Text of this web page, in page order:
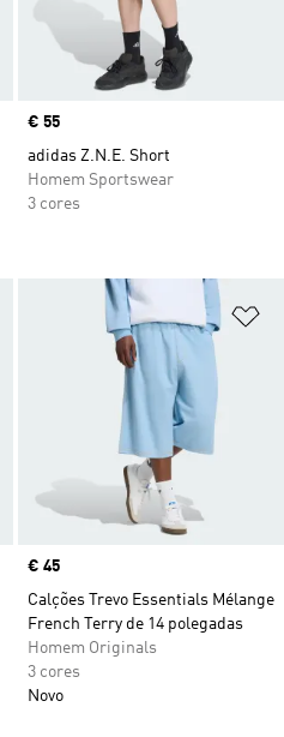
Price
€ 55
adidas Z.N.E. Short
Homem Sportswear
3 cores
Adicionar à Lista de Desejos
Price
€ 45
Calções Trevo Essentials Mélange
French Terry de 14 polegadas
Homem Originals
3 cores
Novo